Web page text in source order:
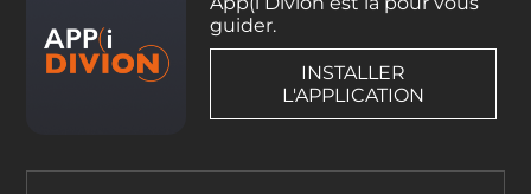
guider.
INSTALLER
L'APPLICATION